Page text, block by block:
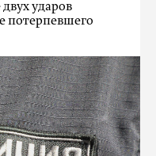
ударов
потерпевшего